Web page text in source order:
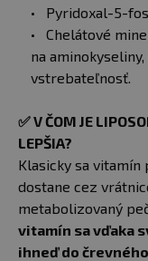
Pyridoxal-5-
Chelátové
na
vstrebateľnosť.
✅V ČOM JE
LEPŠIA?
Klasicky sa
dostane cez
metabolizovaný
vitamín sa vďaka
ihneď do